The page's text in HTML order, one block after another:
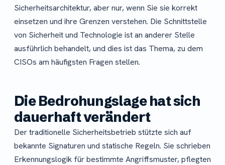
Sicherheitsarchitektur, aber nur, wenn Sie sie korrekt
einsetzen und ihre Grenzen verstehen. Die Schnittstelle
von Sicherheit und Technologie ist an anderer Stelle
ausführlich behandelt, und dies ist das Thema, zu dem
CISOs am häufigsten Fragen stellen.
Die Bedrohungslage hat sich
dauerhaft verändert
Der traditionelle Sicherheitsbetrieb stützte sich auf
bekannte Signaturen und statische Regeln. Sie schrieben
Erkennungslogik für bestimmte Angriffsmuster, pflegten